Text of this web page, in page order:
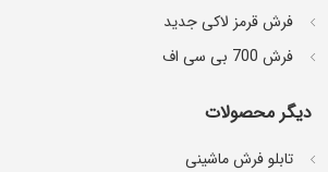
فرش قرمز لاکی جدید
فرش 700 بی سی اف
دیگر محصولات
تابلو فرش ماشینی